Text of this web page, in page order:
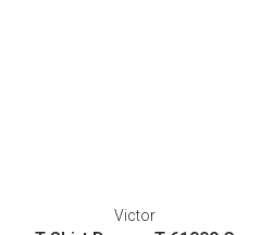
Victor